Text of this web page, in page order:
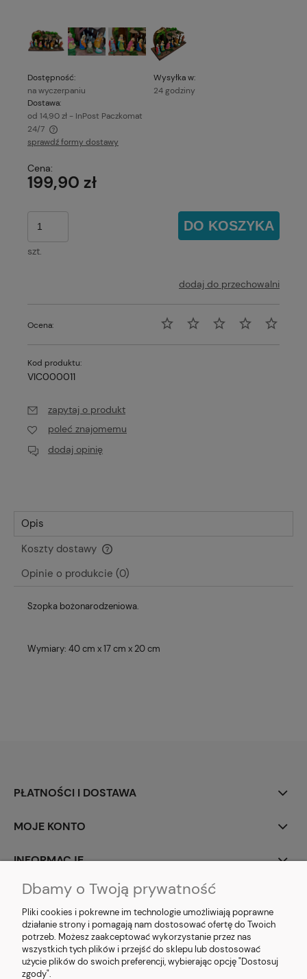
Dostępność:
na wyczerpaniu
Wysyłka w:
24 godziny
Dostawa:
od 14,90 zł - InPost Paczkomat
24/7
Cena nie zawiera ewentualnych kosztów płatności
sprawdź formy dostawy
Cena:
199,90 zł
szt.
DO KOSZYKA
dodaj do przechowalni
Ocena:
Kod produktu:
VIC000011
zapytaj o produkt
poleć znajomemu
dodaj opinię
Opis
Koszty dostawy
Cena nie zawiera ewentualnych kosztów płatności
Opinie o produkcie (0)
Szopka bożonarodzeniowa.
Wymiary: 40 cm x 17 cm x 20 cm
PŁATNOŚCI I DOSTAWA
MOJE KONTO
INFORMACJE
SOCIAL MEDIA
E-prezent.org|sprzedaz@e-prezent.org.pl| Tel.:511546060| NIP:
1133029322 | REGON: 388212193 | Skaryszewska 12, 03-802 Warszawa
Dbamy o Twoją prywatność
Pliki cookies i pokrewne im technologie umożliwiają poprawne
działanie strony i pomagają nam dostosować ofertę do Twoich
potrzeb. Możesz zaakceptować wykorzystanie przez nas
wszystkich tych plików i przejść do sklepu lub dostosować
użycie plików do swoich preferencji, wybierając opcję "Dostosuj
zgody".